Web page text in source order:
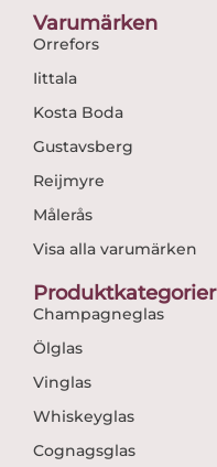
Varumärken
Orrefors
Iittala
Kosta Boda
Gustavsberg
Reijmyre
Målerås
Visa alla varumärken
Produktkategorier
Champagneglas
Ölglas
Vinglas
Whiskeyglas
Cognagsglas